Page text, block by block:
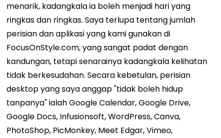
menarik, kadangkala ia boleh menjadi hari yang
ringkas dan ringkas. Saya terlupa tentang jumlah
perisian dan aplikasi yang kami gunakan di
FocusOnStyle.com, yang sangat padat dengan
kandungan, tetapi senarainya kadangkala kelihatan
tidak berkesudahan. Secara kebetulan, perisian
desktop yang saya anggap "tidak boleh hidup
tanpanya" ialah Google Calendar, Google Drive,
Google Docs, Infusionsoft, WordPress, Canva,
PhotoShop, PicMonkey, Meet Edgar, Vimeo,